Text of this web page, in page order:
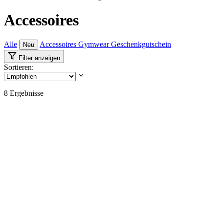
Accessoires
Alle Neu Accessoires GymwearGeschenkgutschein
Filter anzeigen
Sortieren:
8 Ergebnisse